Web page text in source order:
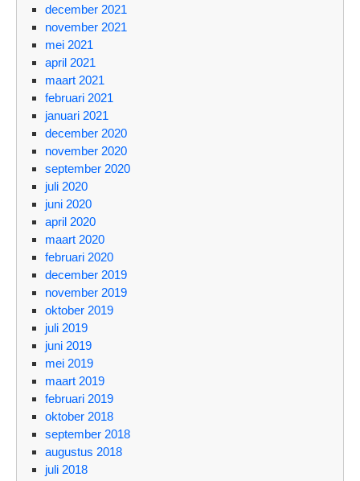
december 2021
november 2021
mei 2021
april 2021
maart 2021
februari 2021
januari 2021
december 2020
november 2020
september 2020
juli 2020
juni 2020
april 2020
maart 2020
februari 2020
december 2019
november 2019
oktober 2019
juli 2019
juni 2019
mei 2019
maart 2019
februari 2019
oktober 2018
september 2018
augustus 2018
juli 2018